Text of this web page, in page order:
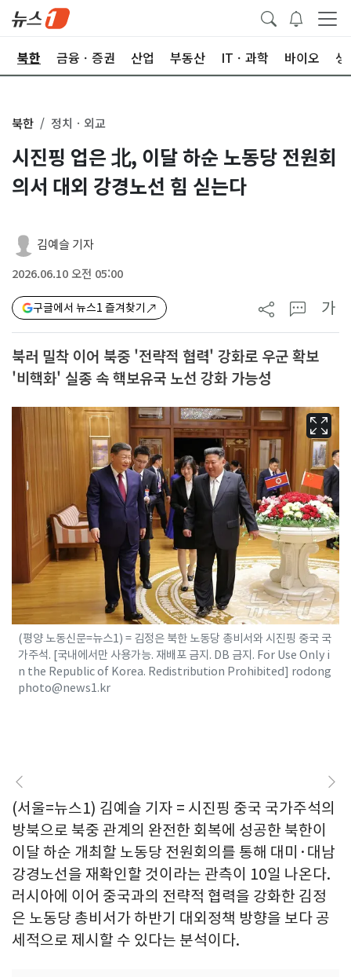
북한 금융ㆍ증권 산업 부동산 ITㆍ과학 바이오 생
북한 정치ㆍ외교
시진핑 업은 北, 이달 하순 노동당 전원회
의서 대외 강경노선 힘 싣는다
김예슬 기자
2026.06.10 오전 05:00
구글에서 뉴스1 즐겨찾기 가
북러 밀착 이어 북중 '전략적 협력' 강화로 우군 확보
'비핵화' 실종 속 핵보유국 노선 강화 가능성
(평양 노동신문=뉴스1) = 김정은 북한 노동당 총비서와 시진핑 중국 국
가주석. [국내에서만 사용가능. 재배포 금지. DB 금지. For Use Only i
n the Republic of Korea. Redistribution Prohibited] rodong
photo@news1.kr
(서울=뉴스1) 김예슬 기자 = 시진핑 중국 국가주석의
방북으로 북중 관계의 완전한 회복에 성공한 북한이
이달 하순 개최할 노동당 전원회의를 통해 대미·대남
강경노선을 재확인할 것이라는 관측이 10일 나온다.
러시아에 이어 중국과의 전략적 협력을 강화한 김정
은 노동당 총비서가 하반기 대외정책 방향을 보다 공
세적으로 제시할 수 있다는 분석이다.